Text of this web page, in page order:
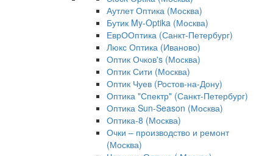
Аутлет Оптика (Москва)
Бутик My-Optika (Москва)
ЕврООптика (Санкт-Петербург)
Люкс Оптика (Иваново)
Оптик Очков's (Москва)
Оптик Сити (Москва)
Оптик Чуев (Ростов-на-Дону)
Оптика "Спектр" (Санкт-Петербург)
Оптика Sun-Season (Москва)
Оптика-8 (Москва)
Очки – производство и ремонт
(Москва)